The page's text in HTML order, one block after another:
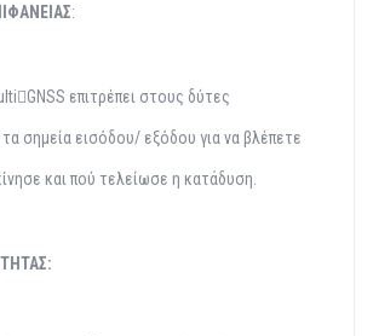
:
επιτρέπει στους δύτες
σημεία εισόδου/ εξόδου για να βλέπετε
και πού τελείωσε η κατάδυση.